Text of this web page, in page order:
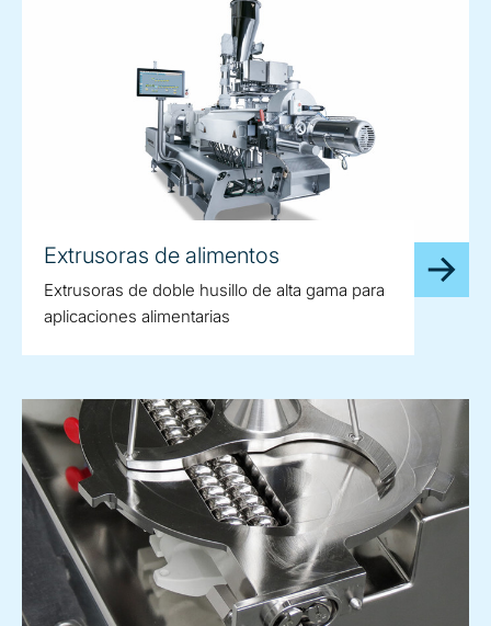
Extrusoras de alimentos
Extrusoras de doble husillo de alta gama para
aplicaciones alimentarias